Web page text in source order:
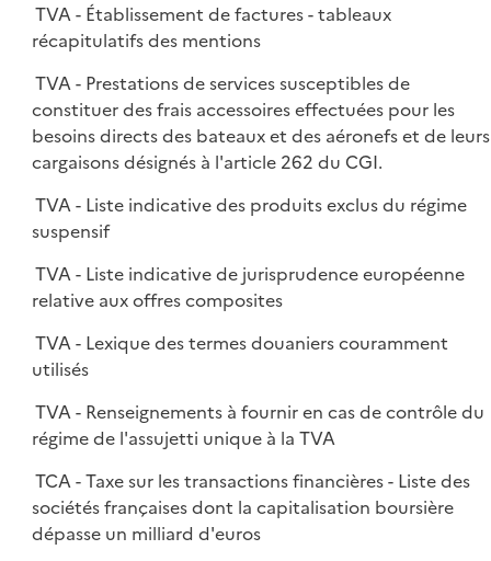
TVA - Établissement de factures - tableaux
récapitulatifs des mentions
TVA - Prestations de services susceptibles de
constituer des frais accessoires effectuées pour les
besoins directs des bateaux et des aéronefs et de leurs
cargaisons désignés à l'article 262 du CGI.
TVA - Liste indicative des produits exclus du régime
suspensif
TVA - Liste indicative de jurisprudence européenne
relative aux offres composites
TVA - Lexique des termes douaniers couramment
utilisés
TVA - Renseignements à fournir en cas de contrôle du
régime de l'assujetti unique à la TVA
TCA - Taxe sur les transactions financières - Liste des
sociétés françaises dont la capitalisation boursière
dépasse un milliard d'euros